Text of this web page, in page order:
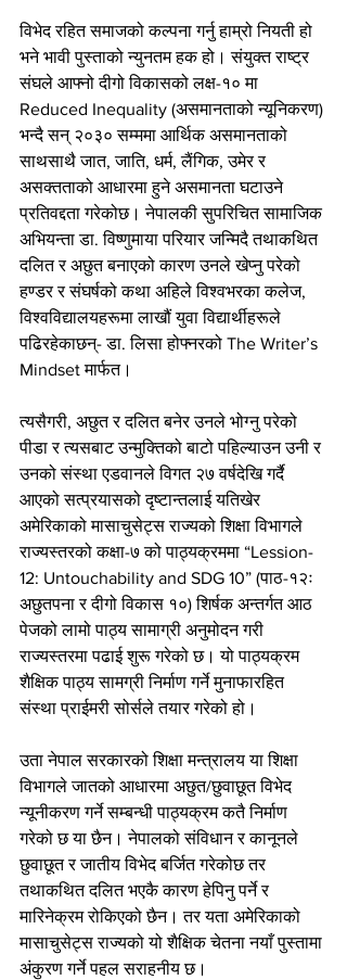
विभेद रहित समाजको कल्पना गर्नु हाम्रो नियती हो
भने भावी पुस्ताको न्युनतम हक हो। संयुक्त राष्ट्र
संघले आफ्नो दीगो विकासको लक्ष-१० मा
Reduced Inequality (असमानताको न्यूनिकरण)
भन्दै सन् २०३० सम्ममा आर्थिक असमानताको
साथसाथै जात, जाति, धर्म, लैंगिक, उमेर र
असक्तताको आधारमा हुने असमानता घटाउने
प्रतिवद्दता गरेकोछ। नेपालकी सुपरिचित सामाजिक
अभियन्ता डा. विष्णुमाया परियार जन्मिदै तथाकथित
दलित र अछुत बनाएको कारण उनले खेप्नु परेको
हण्डर र संघर्षको कथा अहिले विश्वभरका कलेज,
विश्वविद्यालयहरूमा लाखौं युवा विद्यार्थीहरूले
पढिरहेकाछन्- डा. लिसा होफ्नरको The Writer’s
Mindset मार्फत।
त्यसैगरी, अछुत र दलित बनेर उनले भोग्नु परेको
पीडा र त्यसबाट उन्मुक्तिको बाटो पहिल्याउन उनी र
उनको संस्था एडवानले विगत २७ वर्षदेखि गर्दै
आएको सत्प्रयासको दृष्टान्तलाई यतिखेर
अमेरिकाको मासाचुसेट्स राज्यको शिक्षा विभागले
राज्यस्तरको कक्षा-७ को पाठ्यक्रममा “Lession-
12: Untouchability and SDG 10” (पाठ-१२ः
अछुतपना र दीगो विकास १०) शिर्षक अन्तर्गत आठ
पेजको लामो पाठ्य सामाग्री अनुमोदन गरी
राज्यस्तरमा पढाई शुरू गरेको छ। यो पाठ्यक्रम
शैक्षिक पाठ्य सामग्री निर्माण गर्ने मुनाफारहित
संस्था प्राईमरी सोर्सले तयार गरेको हो।
उता नेपाल सरकारको शिक्षा मन्त्रालय या शिक्षा
विभागले जातको आधारमा अछुत/छुवाछूत विभेद
न्यूनीकरण गर्ने सम्बन्धी पाठ्यक्रम कतै निर्माण
गरेको छ या छैन। नेपालको संविधान र कानूनले
छुवाछूत र जातीय विभेद बर्जित गरेकोछ तर
तथाकथित दलित भएकै कारण हेपिनु पर्ने र
मारिनेक्रम रोकिएको छैन। तर यता अमेरिकाको
मासाचुसेट्स राज्यको यो शैक्षिक चेतना नयाँ पुस्तामा
अंकुरण गर्ने पहल सराहनीय छ।